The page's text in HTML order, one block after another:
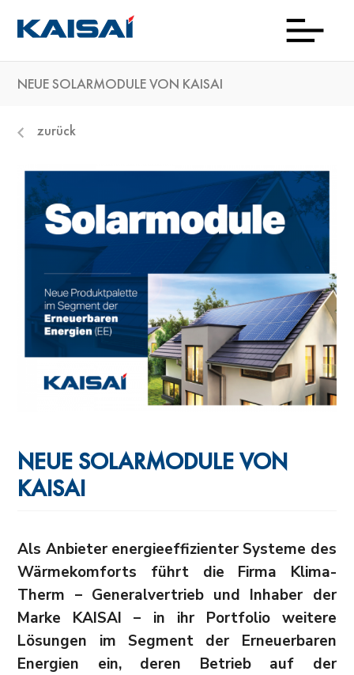
NEUE SOLARMODULE VON KAISAI
zurück
NEUE SOLARMODULE VON
KAISAI
Als Anbieter energieeffizienter Systeme des
Wärmekomforts führt die Firma Klima-
Therm – Generalvertrieb und Inhaber der
Marke KAISAI – in ihr Portfolio weitere
Lösungen im Segment der Erneuerbaren
Energien ein, deren Betrieb auf der